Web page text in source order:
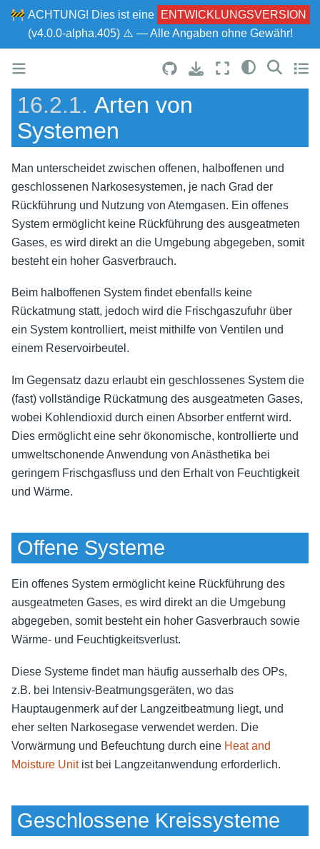
🚧 ACHTUNG! Dies ist eine
ENTWICKLUNGSVERSION
(v4.0.0-alpha.405) ⚠ — Alle Angaben ohne Gewähr!
16.2.1. Arten von
Systemen
Man unterscheidet zwischen offenen, halboffenen und
geschlossenen Narkosesystemen, je nach Grad der
Rückführung und Nutzung von Atemgasen. Ein offenes
System ermöglicht keine Rückführung des ausgeatmeten
Gases, es wird direkt an die Umgebung abgegeben, somit
besteht ein hoher Gasverbrauch.
Beim halboffenen System findet ebenfalls keine
Rückatmung statt, jedoch wird die Frischgaszufuhr über
ein System kontrolliert, meist mithilfe von Ventilen und
einem Reservoirbeutel.
Im Gegensatz dazu erlaubt ein geschlossenes System die
(fast) vollständige Rückatmung des ausgeatmeten Gases,
wobei Kohlendioxid durch einen Absorber entfernt wird.
Dies ermöglicht eine sehr ökonomische, kontrollierte und
umweltschonende Anwendung von Anästhetika bei
geringem Frischgasfluss und den Erhalt von Feuchtigkeit
und Wärme.
Offene Systeme
Ein offenes System ermöglicht keine Rückführung des
ausgeatmeten Gases, es wird direkt an die Umgebung
abgegeben, somit besteht ein hoher Gasverbrauch sowie
Wärme- und Feuchtigkeitsverlust.
Diese Systeme findet man häufig ausserhalb des OPs,
z.B. bei Intensiv-Beatmungsgeräten, wo das
Hauptaugenmerk auf der Langzeitbeatmung liegt, und
eher selten Narkosegase verwendet werden. Die
Vorwärmung und Befeuchtung durch eine Heat and
Moisture Unitist bei Langzeitanwendung erforderlich.
Geschlossene Kreissysteme